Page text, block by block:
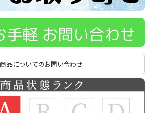
商品についてのお問い合わせ